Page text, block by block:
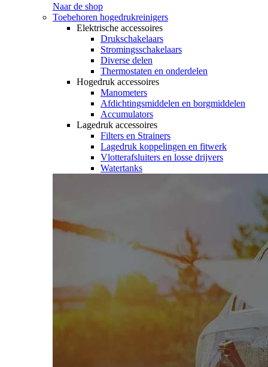
Naar de shop
Toebehoren hogedrukreinigers
Elektrische accessoires
Drukschakelaars
Stromingsschakelaars
Diverse delen
Thermostaten en onderdelen
Hogedruk accessoires
Manometers
Afdichtingsmiddelen en borgmiddelen
Accumulators
Lagedruk accessoires
Filters en Strainers
Lagedruk koppelingen en fitwerk
Vlotterafsluiters en losse drijvers
Watertanks